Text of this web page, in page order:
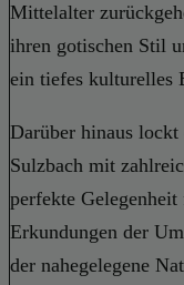
Mittelalter
ihren gotischen Stil
ein tiefes kulturelles
Darüber hinaus
Sulzbach mit
perfekte Gelegenheit
Erkundungen der
der nahegelegene